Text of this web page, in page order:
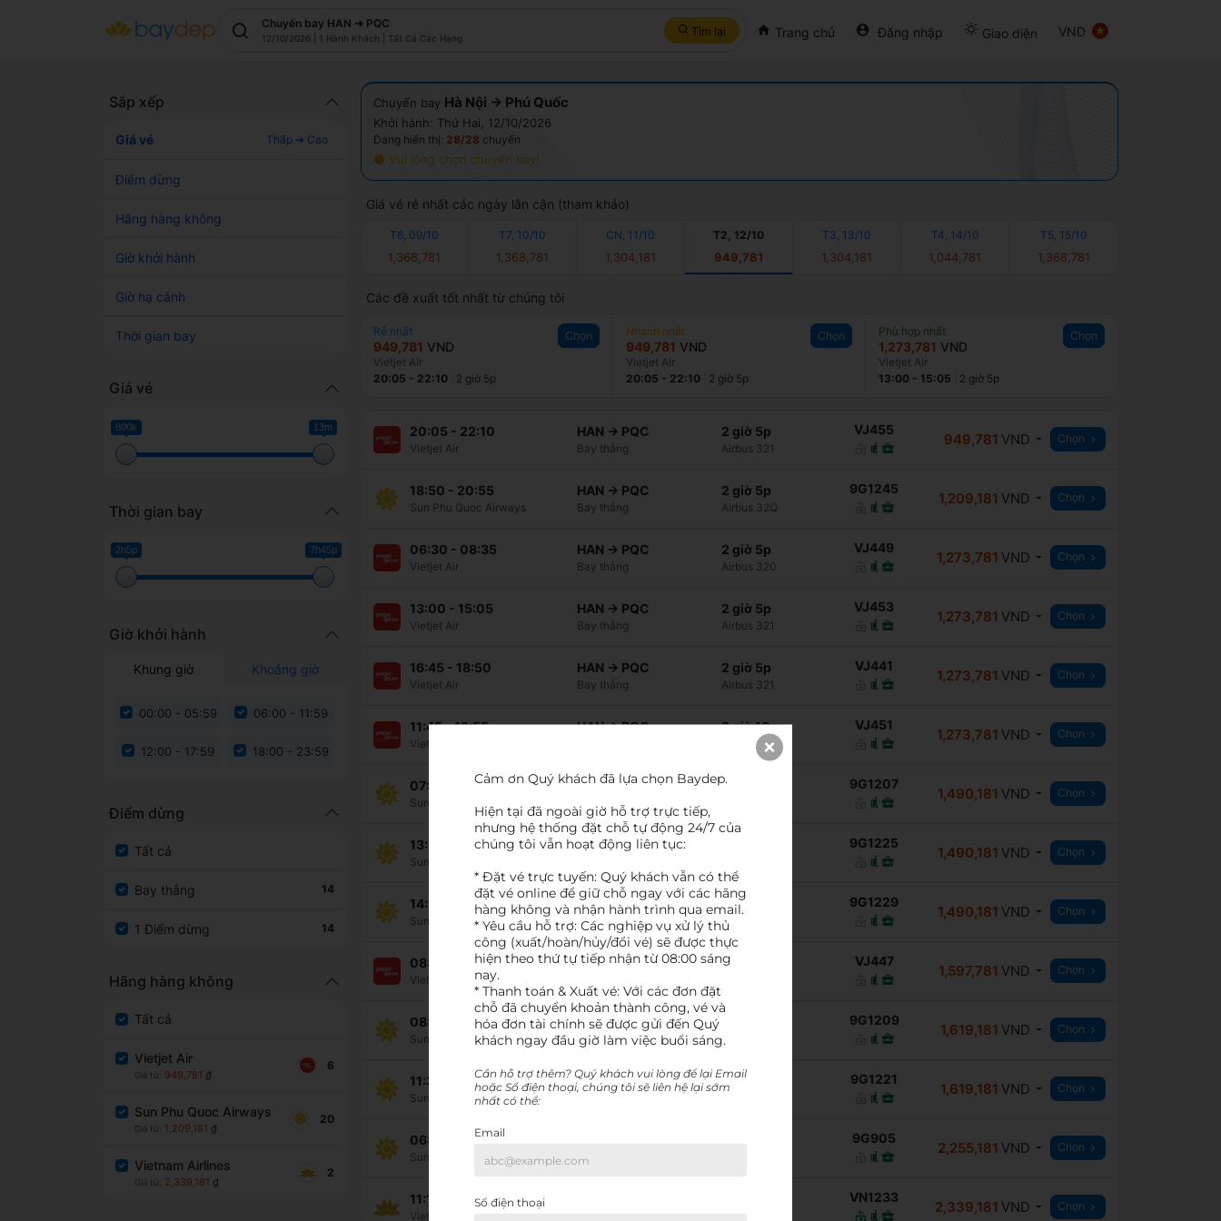
Chuyến bay HAN ➜ PQC
12/10/2026 | 1 Hành Khách | Tất Cả Các Hạng
Tìm lại Trang chủ Đăng nhập Giao diện VND
Sắp xếp
Giá vé Thấp ➔ Cao
Điểm dừng
Hãng hàng không
Giờ khởi hành
Giờ hạ cánh
Thời gian bay
Giá vé
800k 13m
Thời gian bay
2h5p 7h45p
Giờ khởi hành
Khung giờ Khoảng giờ
00:00 - 05:59 06:00 - 11:59
12:00 - 17:59 18:00 - 23:59
Điểm dừng
Tất cả
Bay thẳng 14
1 Điểm dừng 14
Hãng hàng không
Tất cả
Vietjet Air
Giá từ: 949,781 ₫
6
Sun Phu Quoc Airways
Giá từ: 1,209,181 ₫
20
Vietnam Airlines
Giá từ: 2,339,181 ₫
2
Chuyến bay Hà Nội → Phú Quốc
Khởi hành: Thứ Hai, 12/10/2026
Đang hiển thị: 28/28 chuyến
Vui lòng chọn chuyến bay!
Giá vé rẻ nhất các ngày lân cận (tham khảo)
T6, 09/10
1,368,781
T7, 10/10
1,368,781
CN, 11/10
1,304,181
T2, 12/10
949,781
T3, 13/10
1,304,181
T4, 14/10
1,044,781
T5, 15/10
1,368,781
Các đề xuất tốt nhất từ chúng tôi
Rẻ nhất
949,781 VND
Vietjet Air
20:05 - 22:10 2 giờ 5p
Chọn Nhanh nhất
949,781 VND
Vietjet Air
20:05 - 22:10 2 giờ 5p
Chọn Phù hợp nhất
1,273,781 VND
Vietjet Air
13:00- 15:05 2 giờ 5p
Chọn
20:05 - 22:10
Vietjet Air
HAN → PQC
Bay thẳng
2 giờ 5p
Airbus 321
VJ455
949,781 VND Chọn
18:50 - 20:55
Sun Phu Quoc Airways
HAN → PQC
Bay thẳng
2 giờ 5p
Airbus 32Q
9G1245
1,209,181 VND Chọn
06:30 - 08:35
Vietjet Air
HAN → PQC
Bay thẳng
2 giờ 5p
Airbus 320
VJ449
1,273,781 VND Chọn
13:00 - 15:05
Vietjet Air
HAN → PQC
Bay thẳng
2 giờ 5p
Airbus 321
VJ453
1,273,781 VND Chọn
16:45 - 18:50
Vietjet Air
HAN → PQC
Bay thẳng
2 giờ 5p
Airbus 321
VJ441
1,273,781 VND Chọn
11:45-13:55
Vietjet Air
HAN→PQC 2 giờ 10p
Airbus 320
VJ451
1,273,781 VND Chọn
07:15 09:20
Sun Phu Quoc Airways
HAN→PQC
Bay thẳng
2 giờ 5p 9G1207
1,490,181 VND Chọn
13:00 15:05
Sun Phu Quoc Airways
HAN→PQC 9G1225
1,490,181 VND Chọn
14:15 16:20
Sun Phu Quoc Airways
HAN →PQC
Bay thẳng
2 giờ 5p
Airbus 32Q
9G1229
1,490,181 VND Chọn
08:45 10:50
Vietjet Air
HAN →PQC 2 giờ 5p VJ447
1,597,781 VND Chọn
08:10 10:15
Sun Phu Quoc Airways
HAN →PQC
Bay thẳng Airbus 32Q
9G1209
1,619,181 VND Chọn
11:35 13:40
Sun Phu Quoc Airways
HAN→PQC
Bay thẳng
2 giờ 5p 9G1221
1,619,181 VND Chọn
06:15 10:45
Sun Phu Quoc Airways Dừng tại
9G905
2,255,181 VND Chọn
11:10 13:20
Vietnam Airlines
VN1233
2,339,181 VND Chọn
Cảm ơn Quý khách đã lựa chọn Baydep.
Hiện tại đã ngoài giờ hỗ trợ trực tiếp,
nhưng hệ thống đặt chỗ tự động 24/7 của
chúng tôi vẫn hoạt động liên tục:
* Đặt vé trực tuyến: Quý khách vẫn có thể
đặt vé online để giữ chỗ ngay với các hãng
hàng không và nhận hành trình qua email.
* Yêu cầu hỗ trợ: Các nghiệp vụ xử lý thủ
công (xuất/hoàn/hủy/đổi vé) sẽ được thực
hiện theo thứ tự tiếp nhận từ 08:00 sáng
nay.
* Thanh toán & Xuất vé: Với các đơn đặt
chỗ đã chuyển khoản thành công, vé và
hóa đơn tài chính sẽ được gửi đến Quý
khách ngay đầu giờ làm việc buổi sáng.
Cần hỗ trợ thêm? Quý khách vui lòng để lại Email
hoặc Số điện thoại, chúng tôi sẽ liên hệ lại sớm
nhất có thể:
Email
Số điện thoại